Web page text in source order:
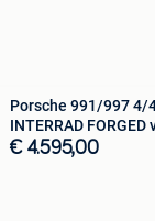
Porsche 991/997 4/
INTERRAD FORGED
€ 4.595,00